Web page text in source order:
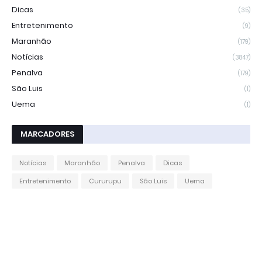
Dicas (35)
Entretenimento (9)
Maranhão (179)
Notícias (3847)
Penalva (179)
São Luis (1)
Uema (1)
MARCADORES
Notícias Maranhão Penalva
Dicas
Entretenimento
Cururupu São Luis Uema